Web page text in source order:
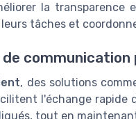
la
tâches et
, des solutions
l'échange rapide
tout en